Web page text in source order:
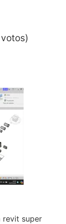
revit super